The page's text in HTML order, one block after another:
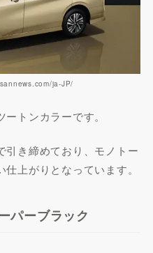
ja-JP/
トンカラーです。
引き締めており、モノトー
上がりとなっています。
パーブラック